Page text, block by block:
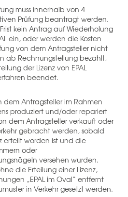
muss innerhalb von 4
Prüfung beantragt werden.
kein Antrag auf Wiederholung
ein, oder werden die Kosten
von dem Antragsteller nicht
ab Rechnungstellung bezahlt,
der Lizenz von EPAL
beendet.
dem Antragsteller im Rahmen
produziert und/oder repariert
dem Antragsteller verkauft oder
gebracht werden, sobald
erteilt worden ist und die
oder
versehen wurden.
die Erteilung einer Lizenz,
„EPAL im Oval“ entfernt
in Verkehr gesetzt werden.